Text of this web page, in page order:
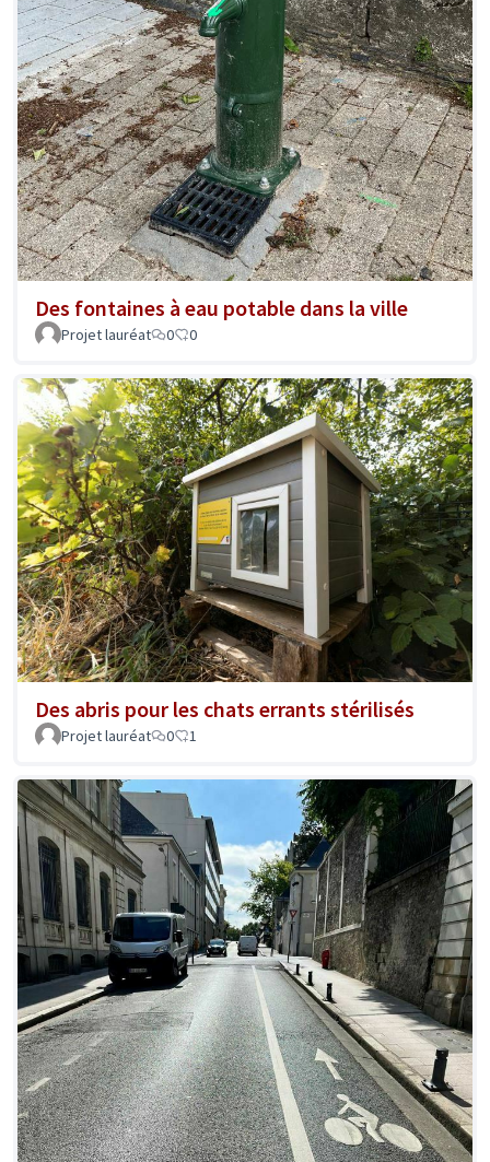
Des fontaines à eau potable dans la ville
Projet lauréat 0 0
Des abris pour les chats errants stérilisés
Projet lauréat 0 1